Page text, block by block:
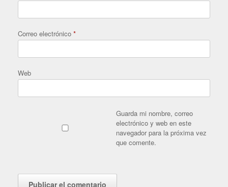
Correo electrónico *
Web
Guarda mi nombre, correo
electrónico y web en este
navegador para la próxima vez
que comente.